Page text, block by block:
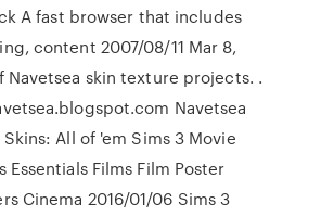
A fast browser that includes
content 2007/08/11 Mar 8,
Navetsea skin texture projects. .
Navetsea
All of 'em Sims 3 Movie
Essentials Films Film Poster
Cinema 2016/01/06 Sims 3